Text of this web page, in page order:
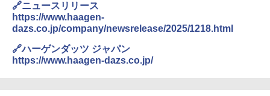
🔗ニュースリリース
https://www.haagen-
dazs.co.jp/company/newsrelease/2025/1218.html
🔗ハーゲンダッツ ジャパン
https://www.haagen-dazs.co.jp/